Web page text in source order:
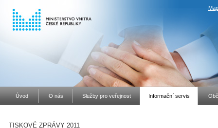
Úvod O nás Služby pro veřejnost Informační servis
TISKOVÉ ZPRÁVY 2011